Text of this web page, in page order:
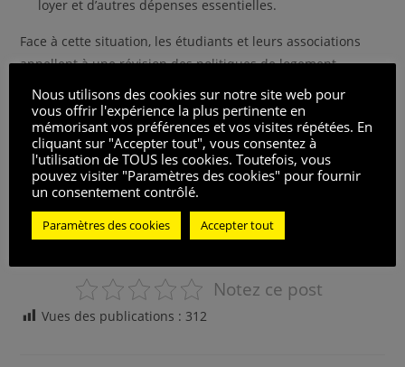
loyer et d’autres dépenses essentielles.
Face à cette situation, les étudiants et leurs associations
appellent à une révision des politiques de logement
étudiant, insistants sur la nécessité d’un soutien accru et
d’une réflexion plus profonde sur les moyens de soutenir
efficacement la population étudiante. Alors que le débat
continue, la question demeure : quel avenir pour les
étudiants face à la hausse constante des coûts de la vie ?
Seul le temps dira si les mesures prises seront suffisantes
pour alléger le fardeau des étudiants ou si elles ne feront
qu’accentuer leur précarité.
Notez ce post
Vues des publications : 312
Nous utilisons des cookies sur notre site web pour
vous offrir l'expérience la plus pertinente en
mémorisant vos préférences et vos visites répétées. En
cliquant sur "Accepter tout", vous consentez à
l'utilisation de TOUS les cookies. Toutefois, vous
pouvez visiter "Paramètres des cookies" pour fournir
un consentement contrôlé.
Paramètres des cookies Accepter tout